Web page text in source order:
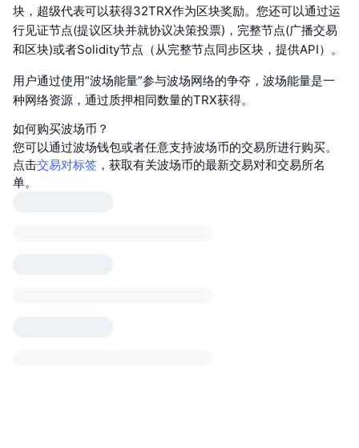
块，超级代表可以获得32TRX作为区块奖励。您还可以通过运
行见证节点(提议区块并就协议决策投票)，完整节点(广播交易
和区块)或者Solidity节点（从完整节点同步区块，提供API）。
用户通过使用“波场能量”参与波场网络的争夺，波场能量是一
种网络资源，通过质押相同数量的TRX获得。
如何购买波场币？
您可以通过波场钱包或者任意支持波场币的交易所进行购买。
点击交易对标签 ，获取有关波场币的最新交易对和交易所名
单。